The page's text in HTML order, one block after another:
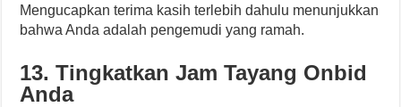
Mengucapkan terima kasih terlebih dahulu menunjukkan
bahwa Anda adalah pengemudi yang ramah.
13. Tingkatkan Jam Tayang Onbid
Anda